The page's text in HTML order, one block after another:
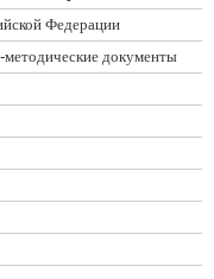
Федерации
документы